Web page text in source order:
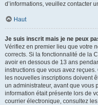
d’informations, veuillez contacter
Haut
Je suis inscrit mais je ne peux
Vérifiez en premier lieu que votre
corrects. Si la fonctionnalité de la
avoir en dessous de 13 ans
instructions que vous avez
les nouvelles inscriptions doivent
un administrateur, avant que vous
information était présente lors de
courrier électronique, consultez